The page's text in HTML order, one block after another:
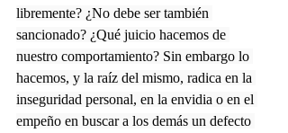
libremente? ¿No debe ser también
sancionado? ¿Qué juicio hacemos de
nuestro comportamiento? Sin embargo lo
hacemos, y la raíz del mismo, radica en la
inseguridad personal, en la envidia o en el
empeño en buscar a los demás un defecto